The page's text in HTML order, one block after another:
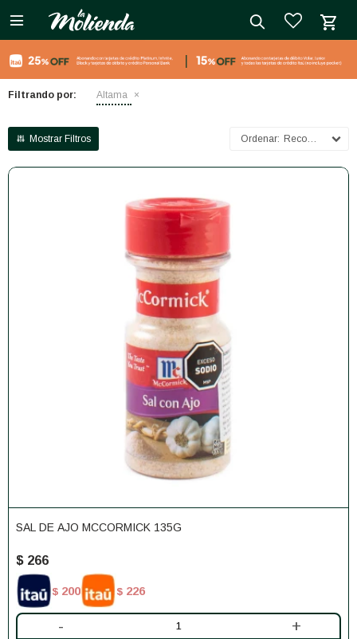

Filtrando por: Altama
Recomendados
SAL DE AJO MCCORMICK 135G
$ 266
$ 200 $ 226
- +